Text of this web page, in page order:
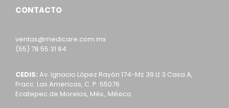
CONTACTO
ventas@medicare.com.mx
(55) 78 55 31 84
CEDIS: Av. Ignacio López Rayón 174-Mz 39 Lt 3 Casa A,
Fracc. Las Americas, C. P. 55076
Ecatepec de Morelos, Méx., México